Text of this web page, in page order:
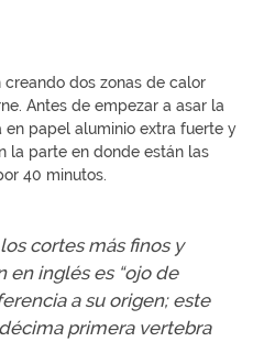
dos zonas de calor
Antes de empezar a asar la
en papel aluminio extra fuerte y
la parte en donde están las
40 minutos.
cortes más finos y
en inglés es “ojo de
a su origen; este
primera vertebra